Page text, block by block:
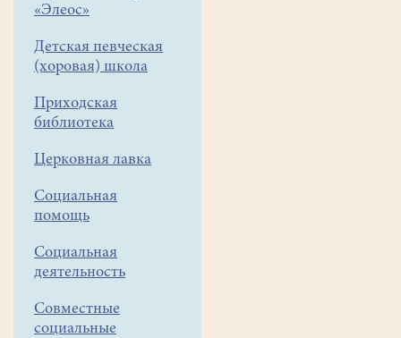
«Элеос»
Детская певческая
(хоровая) школа
Приходская
библиотека
Церковная лавка
Социальная
помощь
Социальная
деятельность
Совместные
социальные